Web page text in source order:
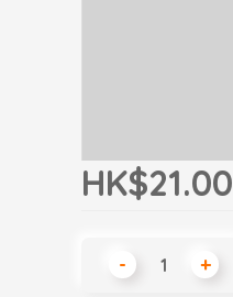
HK$21.00
- +